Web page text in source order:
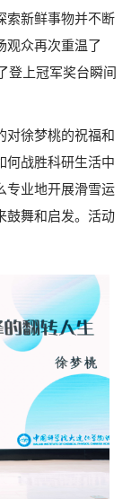
索新鲜事物并不断
观众再次重温了
登上冠军奖台瞬间
对徐梦桃的祝福和
何战胜科研生活中
专业地开展滑雪运
鼓舞和启发。活动